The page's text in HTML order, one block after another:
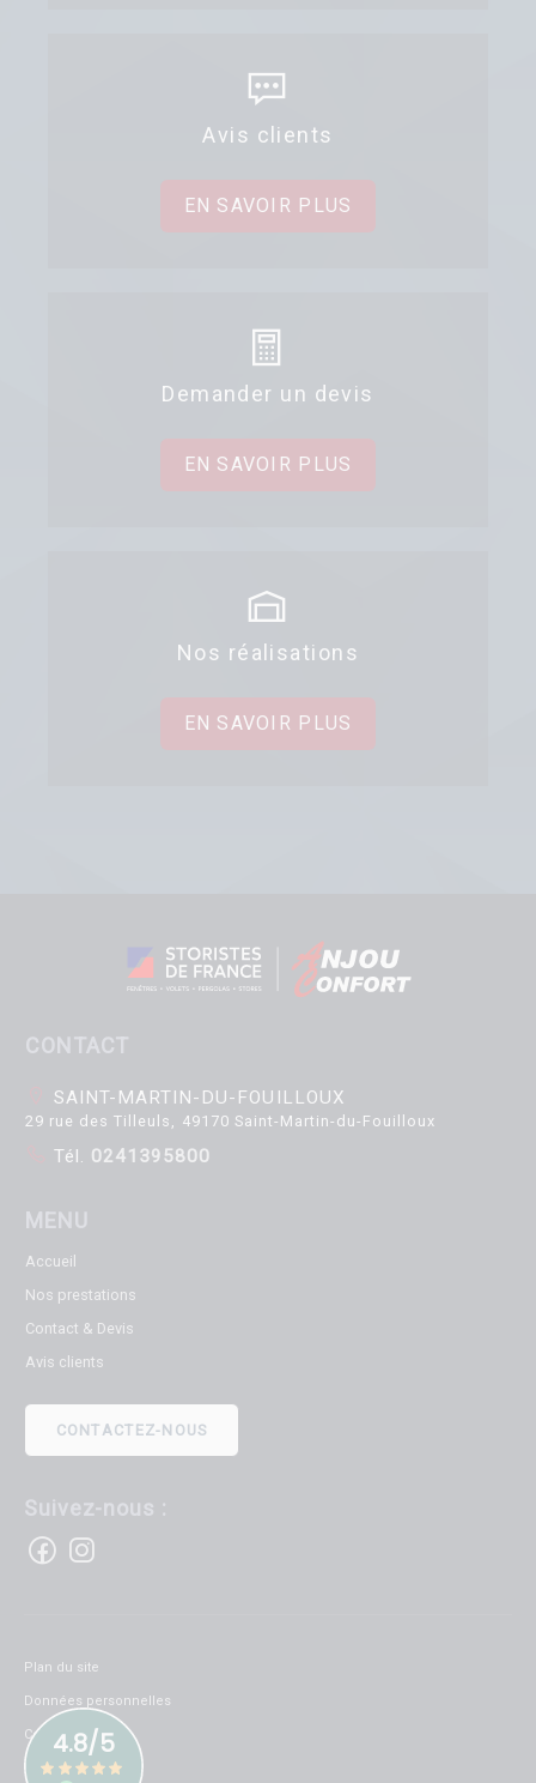
Avis clients
EN SAVOIR PLUS
Demander un devis
EN SAVOIR PLUS
Nos réalisations
EN SAVOIR PLUS
CONTACT
SAINT-MARTIN-DU-FOUILLOUX
29 rue des Tilleuls, 49170 Saint-Martin-du-Fouilloux
Tél. 0241395800
MENU
Accueil
Nos prestations
Contact & Devis
Avis clients
CONTACTEZ-NOUS
Suivez-nous :
Plan du site
Données personnelles
Cookies
Mentions légales